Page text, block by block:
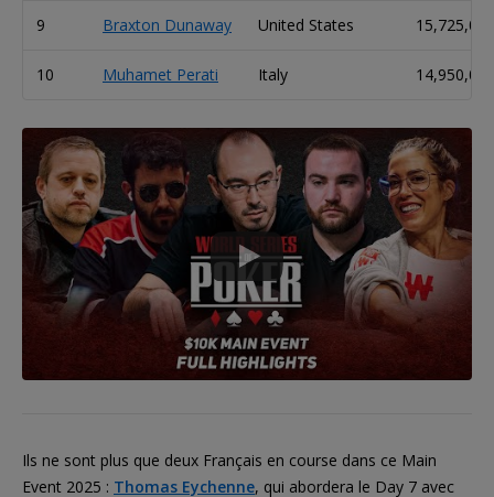
9 Braxton Dunaway United States 15,725,000
10 Muhamet Perati Italy 14,950,000
Ils ne sont plus que deux Français en course dans ce Main
Event 2025 : Thomas Eychenne, qui abordera le Day 7 avec